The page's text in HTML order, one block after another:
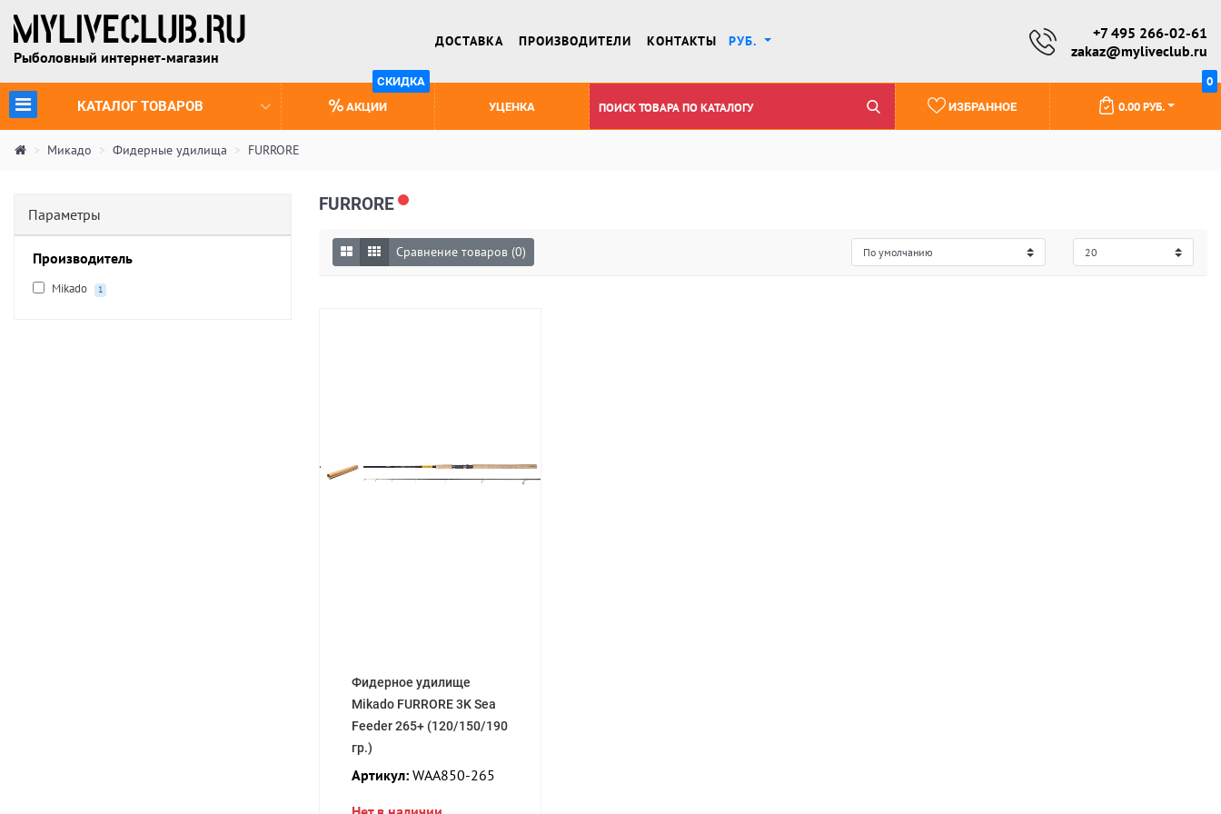
Рыболовный интернет-магазин
ДОСТАВКА ПРОИЗВОДИТЕЛИ КОНТАКТЫ РУБ.
+7 495 266-02-61
zakaz@myliveclub.ru
КАТАЛОГ ТОВАРОВ
(CURRENT) АКЦИИ
СКИДКА
УЦЕНКА
ИЗБРАННОЕ
0
0.00 РУБ.
Микадо Фидерные удилища FURRORE
Параметры
Производитель
Mikado 1
FURRORE
Сравнение товаров (0)
Фидерное удилище
Mikado FURRORE 3K Sea
Feeder 265+ (120/150/190
гр.)
Артикул: WAA850-265